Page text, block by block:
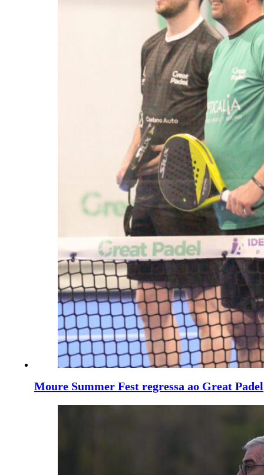
Moure Summer Fest regressa ao Great Padel